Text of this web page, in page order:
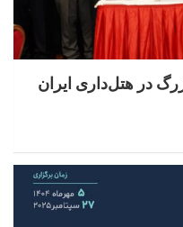
بزرگ در هتل‌داری ایران